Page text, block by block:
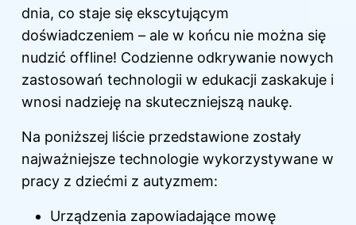
dnia, co staje się ekscytującym
doświadczeniem – ale w końcu nie można się
nudzić offline! Codzienne odkrywanie nowych
zastosowań technologii w edukacji zaskakuje i
wnosi nadzieję na skuteczniejszą naukę.
Na poniższej liście przedstawione zostały
najważniejsze technologie wykorzystywane w
pracy z dziećmi z autyzmem:
Urządzenia zapowiadające mowę